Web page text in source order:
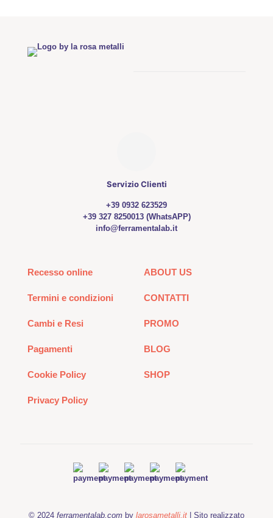
Servizio Clienti
+39 0932 623529
+39 327 8250013 (WhatsAPP)
info@ferramentalab.it
Recesso online
Termini e condizioni
Cambi e Resi
Pagamenti
Cookie Policy
Privacy Policy
ABOUT US
CONTATTI
PROMO
BLOG
SHOP
© 2024 ferramentalab.com by larosametalli.it | Sito realizzato